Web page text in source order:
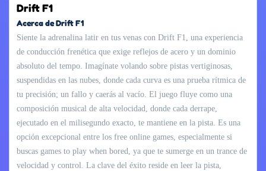
Drift F1
Acerca de Drift F1
Siente la adrenalina latir en tus venas con Drift F1, una experiencia
de conducción frenética que exige reflejos de acero y un dominio
absoluto del tempo. Imagínate volando sobre pistas vertiginosas,
suspendidas en las nubes, donde cada curva es una prueba rítmica de
tu precisión; un fallo y caerás al vacío. El juego fluye como una
composición musical de alta velocidad, donde cada derrape,
ejecutado en el milisegundo exacto, te mantiene en la pista. Es una
opción excepcional entre los free online games, especialmente si
buscas games to play when bored, ya que te sumerge en un trance de
velocidad y control. La clave del éxito reside en leer la pista,